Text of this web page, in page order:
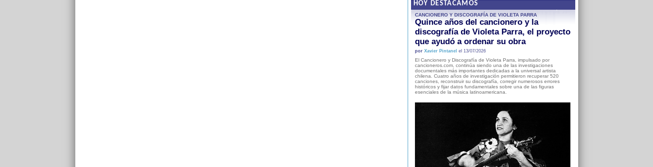
HOY DESTACAMOS
CANCIONERO Y DISCOGRAFÍA DE VIOLETA PARRA
Quince años del cancionero y la
discografía de Violeta Parra, el proyecto
que ayudó a ordenar su obra
por Xavier Pintanel el 13/07/2026
El Cancionero y Discografía de Violeta Parra, impulsado por
cancioneros.com, continúa siendo una de las investigaciones
documentales más importantes dedicadas a la universal artista
chilena. Cuatro años de investigación permitieron recuperar 520
canciones, reconstruir su discografía, corregir numerosos errores
históricos y fijar datos fundamentales sobre una de las figuras
esenciales de la música latinoamericana.